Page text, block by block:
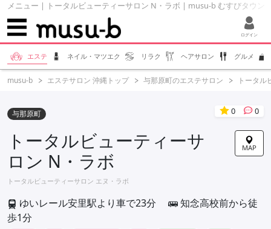
メニュー | トータルビューティーサロン N・ラボ | musu-b むすびタウン
ログイン
エステ ネイル・マツエク リラク ヘアサロン グルメ
musu-b エステサロン 沖縄トップ 与那原町のエステサロン トータル
与那原町 0 0
MAP
トータルビューティーサ
ロン N・ラボ
トータルビューティーサロン エヌ・ラボ
ゆいレール安里駅より車で23分
知念高校前から徒
歩1分